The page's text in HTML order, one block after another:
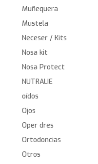
Muñequera
Mustela
Neceser / Kits
Nosa kit
Nosa Protect
NUTRALIE
oídos
Ojos
Oper dres
Ortodoncias
Otros